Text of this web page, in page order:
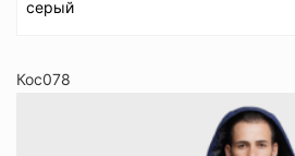
серый
Кос078